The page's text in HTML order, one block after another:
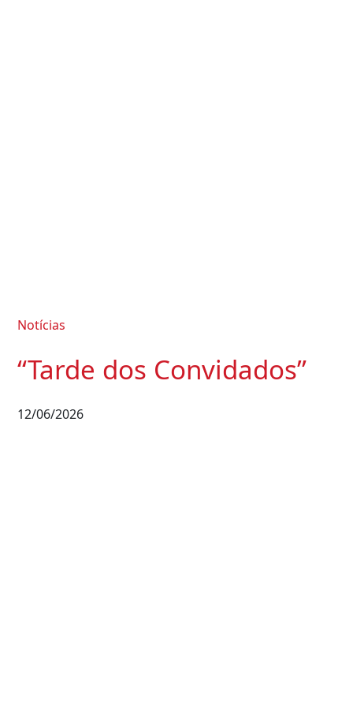
Notícias
“Tarde dos Convidados”
12/06/2026